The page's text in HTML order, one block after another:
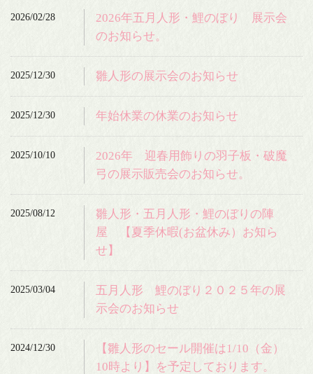
2026/02/28
2026年五月人形・鯉のぼり 展示会
のお知らせ。
2025/12/30 雛人形の展示会のお知らせ
2025/12/30 年始休業の休業のお知らせ
2025/10/10
2026年 迎春用飾りの羽子板・破魔
弓の展示販売会のお知らせ。
2025/08/12
雛人形・五月人形・鯉のぼりの陣
屋 【夏季休暇(お盆休み）お知ら
せ】
2025/03/04
五月人形 鯉のぼり２０２５年の展
示会のお知らせ
2024/12/30
【雛人形のセール開催は1/10（金）
10時より】を予定しております。